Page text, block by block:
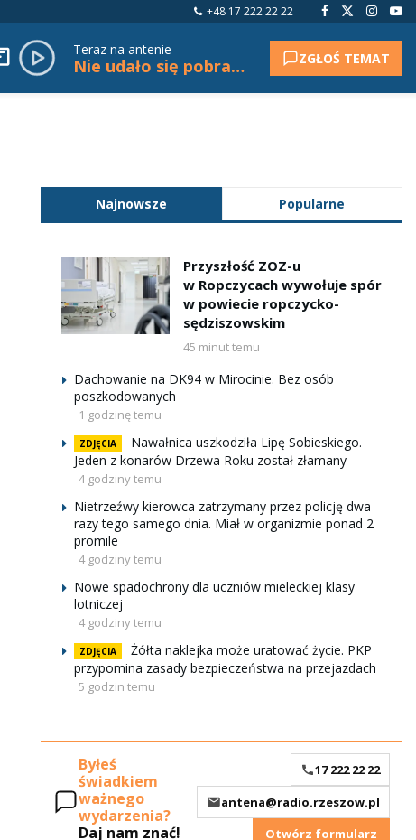
+48 17 222 22 22
Teraz na antenie
Nie udało się pobrać tytułu. ZGŁOŚ TEMAT
Najnowsze Popularne
Przyszłość ZOZ-u
w Ropczycach wywołuje spór
w powiecie ropczycko-
sędziszowskim
45 minut temu
Dachowanie na DK94 w Mirocinie. Bez osób
poszkodowanych
1 godzinę temu
ZDJĘCIA
Nawałnica uszkodziła Lipę Sobieskiego.
Jeden z konarów Drzewa Roku został złamany
4 godziny temu
Nietrzeźwy kierowca zatrzymany przez policję dwa
razy tego samego dnia. Miał w organizmie ponad 2
promile
4 godziny temu
Nowe spadochrony dla uczniów mieleckiej klasy
lotniczej
4 godziny temu
ZDJĘCIA
Żółta naklejka może uratować życie. PKP
przypomina zasady bezpieczeństwa na przejazdach
5 godzin temu
Byłeś
świadkiem
ważnego
wydarzenia?
Daj nam znać!
17 222 22 22
antena@radio.rzeszow.pl
Otwórz formularz